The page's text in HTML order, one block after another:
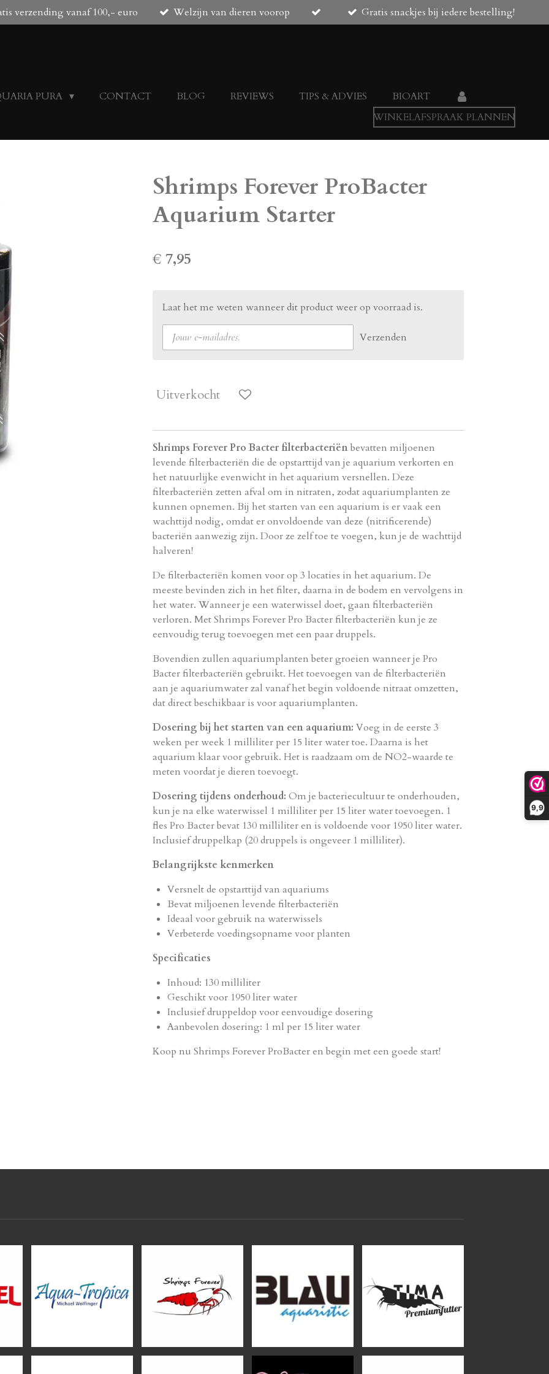
9,9
verzending vanaf 100,- euro Welzijn van dieren voorop Gratis snackjes bij iedere bestelling!
PURA CONTACT BLOG REVIEWS TIPS & ADVIES
BIOART
WINKELAFSPRAAK PLANNEN
Shrimps Forever ProBacter
Aquarium Starter
€ 7,95
Laat het me weten wanneer dit product weer op voorraad is.
Verzenden
Uitverkocht
Shrimps Forever Pro Bacter filterbacteriënbevatten miljoenen
levende filterbacteriën die de opstarttijd van je aquarium verkorten en
het natuurlijke evenwicht in het aquarium versnellen. Deze
filterbacteriën zetten afval om in nitraten, zodat aquariumplanten ze
kunnen opnemen. Bij het starten van een aquarium is er vaak een
wachttijd nodig, omdat er onvoldoende van deze (nitrificerende)
bacteriën aanwezig zijn. Door ze zelf toe te voegen, kun je de wachttijd
halveren!
De filterbacteriën komen voor op 3 locaties in het aquarium. De
meeste bevinden zich in het filter, daarna in de bodem en vervolgens in
het water. Wanneer je een waterwissel doet, gaan filterbacteriën
verloren. Met Shrimps Forever Pro Bacter filterbacteriën kun je ze
eenvoudig terug toevoegen met een paar druppels.
Bovendien zullen aquariumplanten beter groeien wanneer je Pro
Bacter filterbacteriën gebruikt. Het toevoegen van de filterbacteriën
aan je aquariumwater zal vanaf het begin voldoende nitraat omzetten,
dat direct beschikbaar is voor aquariumplanten.
Dosering bij het starten van een aquarium: Voeg in de eerste 3
weken per week 1 milliliter per 15 liter water toe. Daarna is het
aquarium klaar voor gebruik. Het is raadzaam om de NO2-waarde te
meten voordat je dieren toevoegt.
Dosering tijdens onderhoud: Om je bacteriecultuur te onderhouden,
kun je na elke waterwissel 1 milliliter per 15 liter water toevoegen. 1
fles Pro Bacter bevat 130 milliliter en is voldoende voor 1950 liter water.
Inclusief druppelkap (20 druppels is ongeveer 1 milliliter).
Belangrijkste kenmerken
Versnelt de opstarttijd van aquariums
Bevat miljoenen levende filterbacteriën
Ideaal voor gebruik na waterwissels
Verbeterde voedingsopname voor planten
Specificaties
Inhoud: 130 milliliter
Geschikt voor 1950 liter water
Inclusief druppeldop voor eenvoudige dosering
Aanbevolen dosering: 1 ml per 15 liter water
Koop nu Shrimps Forever ProBacter en begin met een goede start!